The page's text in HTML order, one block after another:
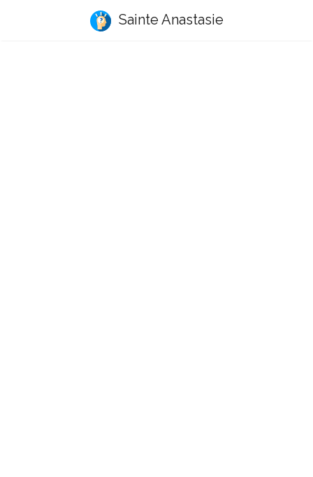
Sainte Anastasie